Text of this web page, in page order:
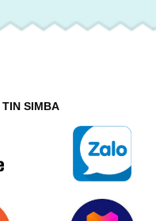
TIN SIMBA